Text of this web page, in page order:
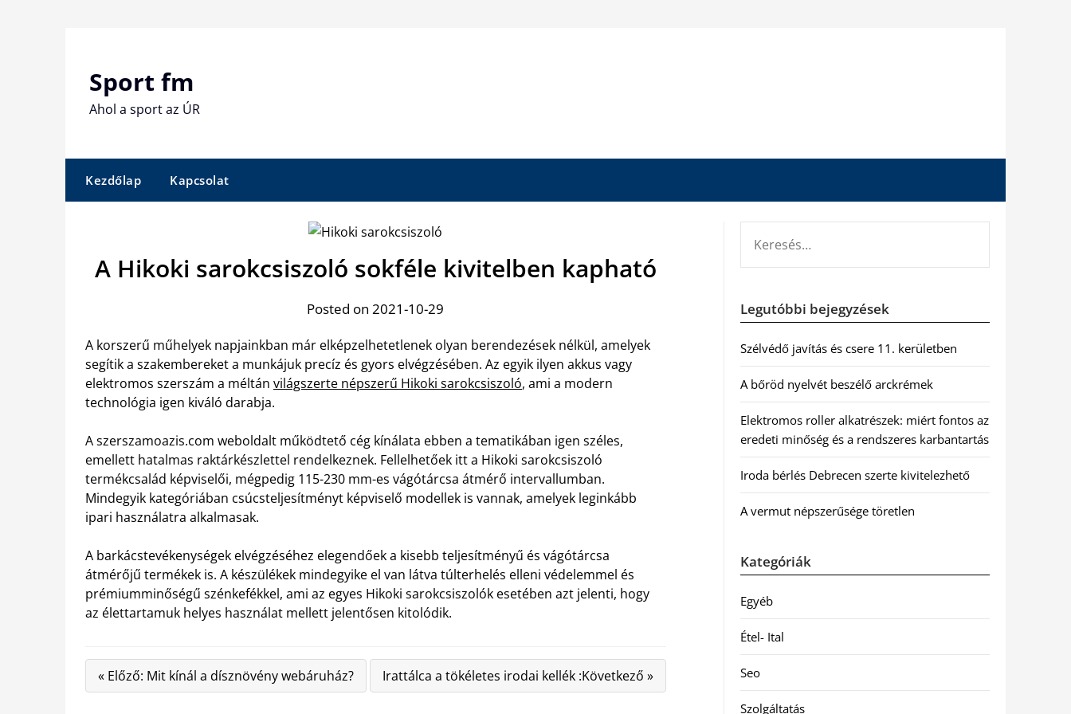
Sport fm
Ahol a sport az ÚR
Kezdőlap Kapcsolat
A Hikoki sarokcsiszoló sokféle kivitelben kapható
Posted on 2021-10-29
A korszerű műhelyek napjainkban már elképzelhetetlenek olyan berendezések nélkül, amelyek
segítik a szakembereket a munkájuk precíz és gyors elvégzésében. Az egyik ilyen akkus vagy
elektromos szerszám a méltán világszerte népszerű Hikoki sarokcsiszoló, ami a modern
technológia igen kiváló darabja.
A szerszamoazis.com weboldalt működtető cég kínálata ebben a tematikában igen széles,
emellett hatalmas raktárkészlettel rendelkeznek. Fellelhetőek itt a Hikoki sarokcsiszoló
termékcsalád képviselői, mégpedig 115-230 mm-es vágótárcsa átmérő intervallumban.
Mindegyik kategóriában csúcsteljesítményt képviselő modellek is vannak, amelyek leginkább
ipari használatra alkalmasak.
A barkácstevékenységek elvégzéséhez elegendőek a kisebb teljesítményű és vágótárcsa
átmérőjű termékek is. A készülékek mindegyike el van látva túlterhelés elleni védelemmel és
prémiumminőségű szénkefékkel, ami az egyes Hikoki sarokcsiszolók esetében azt jelenti, hogy
az élettartamuk helyes használat mellett jelentősen kitolódik.
« Előző: Mit kínál a dísznövény webáruház? Irattálca a tökéletes irodai kellék :Következő »
Legutóbbi bejegyzések
Szélvédő javítás és csere 11. kerületben
A bőröd nyelvét beszélő arckrémek
Elektromos roller alkatrészek: miért fontos az
eredeti minőség és a rendszeres karbantartás
Iroda bérlés Debrecen szerte kivitelezhető
A vermut népszerűsége töretlen
Kategóriák
Egyéb
Étel- Ital
Seo
Szolgáltatás